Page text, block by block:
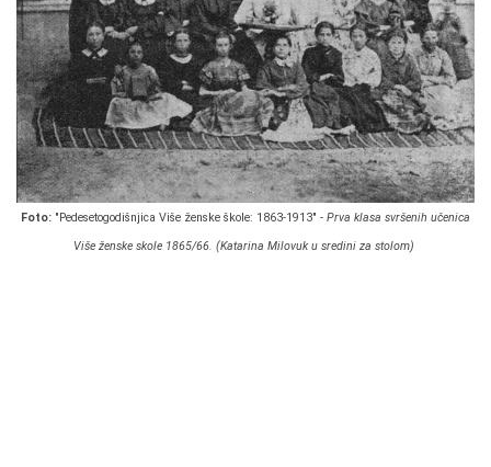
Foto: "Pedesetogodišnjica Više ženske škole: 1863-1913" - Prva klasa svršenih učenica
Više ženske skole 1865/66. (Katarina Milovuk u sredini za stolom)